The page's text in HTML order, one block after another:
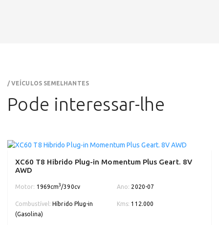
/ VEÍCULOS SEMELHANTES
Pode interessar-lhe
XC60 T8 Hibrido Plug-in Momentum Plus Geart. 8V
AWD
Motor: 1969cm3/390cv Ano: 2020-07
Combustível: Híbrido Plug-in
(Gasolina)
Kms: 112.000